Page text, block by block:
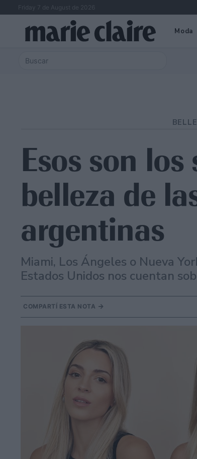
Friday 7 de August de 2026
Moda
Esos son los
belleza de
argentinas
Miami, Los Ángeles o Nueva
Estados Unidos nos cuentan
COMPARTÍ ESTA NOTA